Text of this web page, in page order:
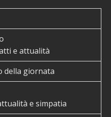
e attualità
della giornata
e simpatia